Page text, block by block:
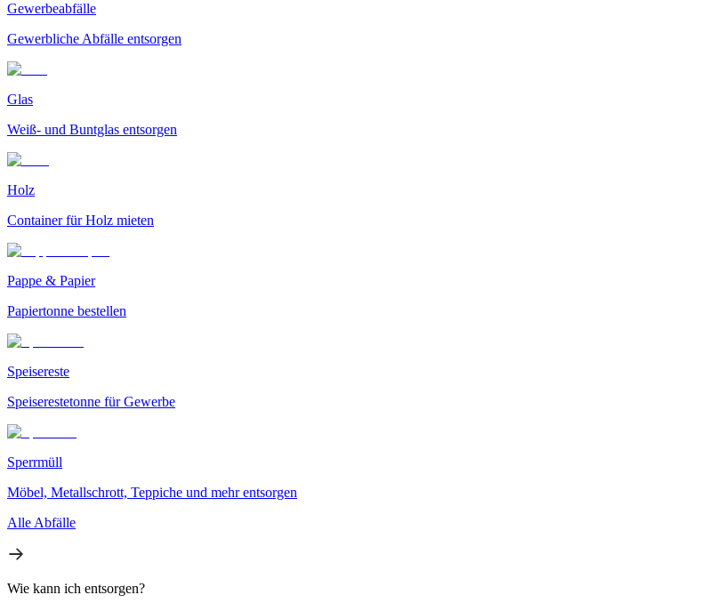
Gewerbeabfälle
Gewerbliche Abfälle entsorgen
Glas
Weiß- und Buntglas entsorgen
Holz
Container für Holz mieten
Pappe & Papier
Papiertonne bestellen
Speisereste
Speiserestetonne für Gewerbe
Sperrmüll
Möbel, Metallschrott, Teppiche und mehr entsorgen
Alle Abfälle
Wie kann ich entsorgen?